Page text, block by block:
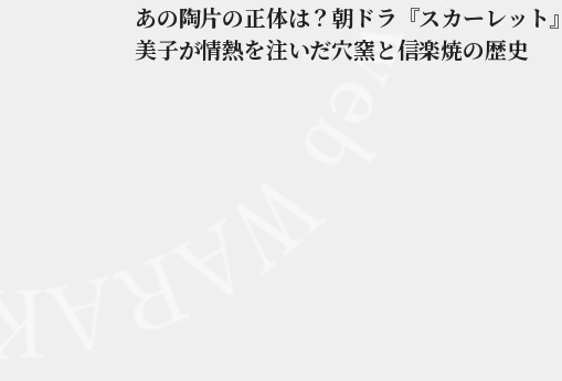
あの陶片の正体は？朝ドラ『スカーレット
美子が情熱を注いだ穴窯と信楽焼の歴史